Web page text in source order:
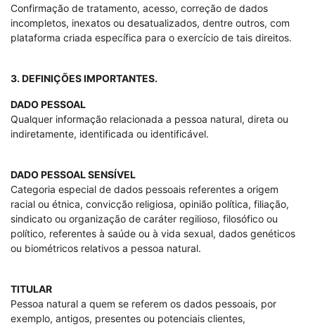
Confirmação de tratamento, acesso, correção de dados
incompletos, inexatos ou desatualizados, dentre outros, com
plataforma criada específica para o exercício de tais direitos.
3. DEFINIÇÕES IMPORTANTES.
DADO PESSOAL
Qualquer informação relacionada a pessoa natural, direta ou
indiretamente, identificada ou identificável.
DADO PESSOAL SENSÍVEL
Categoria especial de dados pessoais referentes a origem
racial ou étnica, convicção religiosa, opinião política, filiação,
sindicato ou organização de caráter regilioso, filosófico ou
político, referentes à saúde ou à vida sexual, dados genéticos
ou biométricos relativos a pessoa natural.
TITULAR
Pessoa natural a quem se referem os dados pessoais, por
exemplo, antigos, presentes ou potenciais clientes,